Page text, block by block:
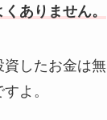
ありません。
したお金は
よ。